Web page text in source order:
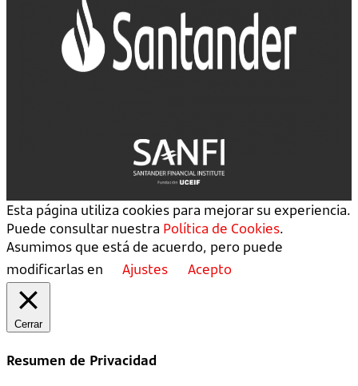
Esta página utiliza cookies para mejorar su experiencia.
Puede consultar nuestra Política de Cookies.
Asumimos que está de acuerdo, pero puede
modificarlas en
Ajustes Acepto
Cerrar
Resumen de Privacidad